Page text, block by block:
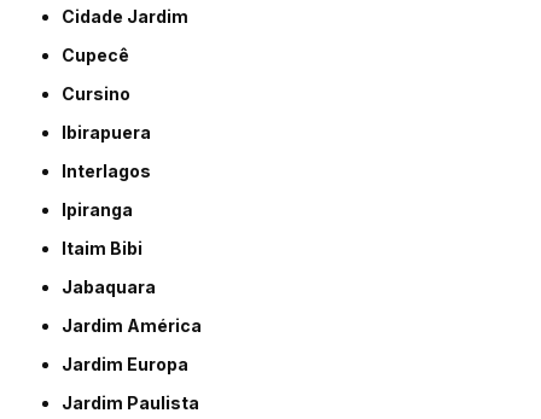
Cidade Jardim
Cupecê
Cursino
Ibirapuera
Interlagos
Ipiranga
Itaim Bibi
Jabaquara
Jardim América
Jardim Europa
Jardim Paulista